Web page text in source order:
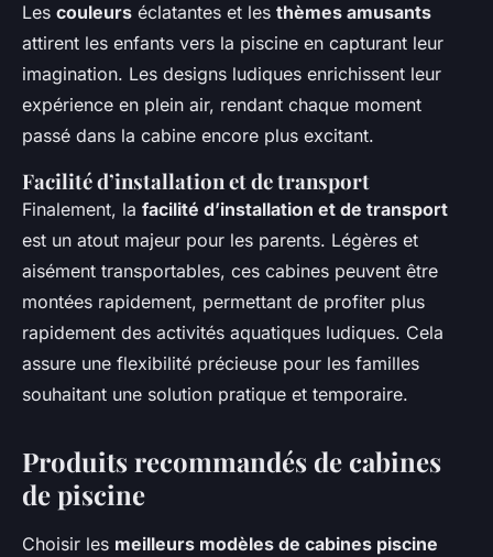
Les couleurs éclatantes et les thèmes amusants
attirent les enfants vers la piscine en capturant leur
imagination. Les designs ludiques enrichissent leur
expérience en plein air, rendant chaque moment
passé dans la cabine encore plus excitant.
Facilité d’installation et de transport
Finalement, la facilité d’installation et de transport
est un atout majeur pour les parents. Légères et
aisément transportables, ces cabines peuvent être
montées rapidement, permettant de profiter plus
rapidement des activités aquatiques ludiques. Cela
assure une flexibilité précieuse pour les familles
souhaitant une solution pratique et temporaire.
Produits recommandés de cabines
de piscine
Choisir les meilleurs modèles de cabines piscine